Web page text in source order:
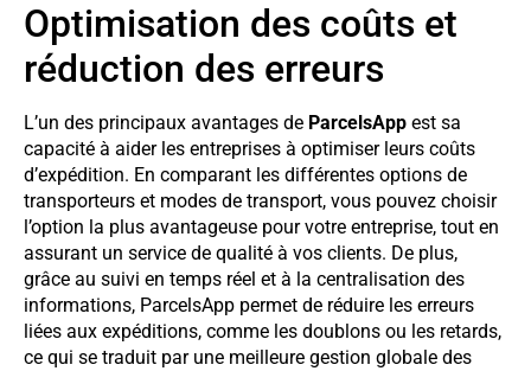
Optimisation des coûts et
réduction des erreurs
L’un des principaux avantages de ParcelsApp est sa
capacité à aider les entreprises à optimiser leurs coûts
d’expédition. En comparant les différentes options de
transporteurs et modes de transport, vous pouvez choisir
l’option la plus avantageuse pour votre entreprise, tout en
assurant un service de qualité à vos clients. De plus,
grâce au suivi en temps réel et à la centralisation des
informations, ParcelsApp permet de réduire les erreurs
liées aux expéditions, comme les doublons ou les retards,
ce qui se traduit par une meilleure gestion globale des